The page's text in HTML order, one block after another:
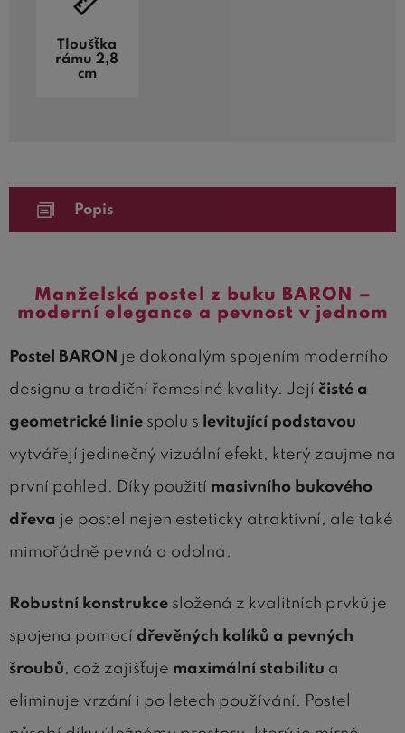
Tloušťka
rámu 2,8
cm
Popis
Manželská postel z buku BARON –
moderní elegance a pevnost v jednom
Postel BARON je dokonalým spojením moderního
designu a tradiční řemeslné kvality. Její čisté a
geometrické linie spolu s levitující podstavou
vytvářejí jedinečný vizuální efekt, který zaujme na
první pohled. Díky použití masivního bukového
dřeva je postel nejen esteticky atraktivní, ale také
mimořádně pevná a odolná.
Robustní konstrukce složená z kvalitních prvků je
spojena pomocí dřevěných kolíků a pevných
šroubů , což zajišťuje maximální stabilitu a
eliminuje vrzání i po letech používání. Postel